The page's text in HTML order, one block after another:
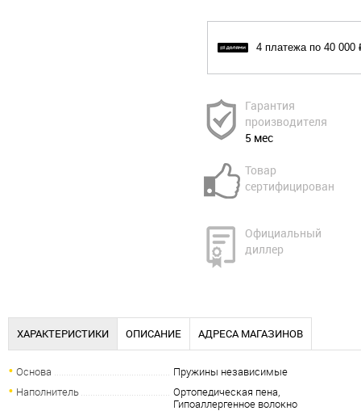
4 платежа по 40 000
Гарантия
производителя
5 мес
Товар
сертифицирован
Официальный
диллер
ХАРАКТЕРИСТИКИ ОПИСАНИЕ АДРЕСА МАГАЗИНОВ
Основа
Пружины независимые
Наполнитель
Ортопедическая пена,
Гипоаллергенное волокно